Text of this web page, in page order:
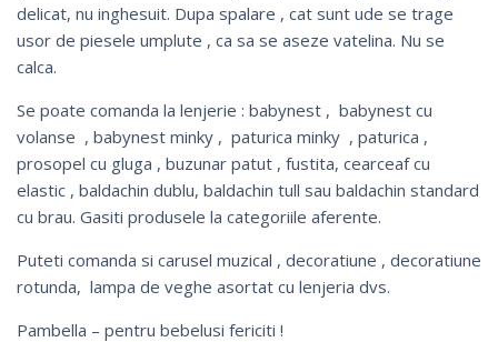
delicat, nu inghesuit. Dupa spalare , cat sunt ude se trage
usor de piesele umplute , ca sa se aseze vatelina. Nu se
calca.
Se poate comanda la lenjerie : babynest , babynest cu
volanse , babynest minky , paturica minky , paturica ,
prosopel cu gluga , buzunar patut , fustita, cearceaf cu
elastic , baldachin dublu, baldachin tull sau baldachin standard
cu brau. Gasiti produsele la categoriile aferente.
Puteti comanda si carusel muzical , decoratiune , decoratiune
rotunda, lampa de veghe asortat cu lenjeria dvs.
Pambella – pentru bebelusi fericiti !